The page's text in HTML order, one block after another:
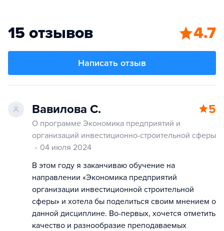
15 отзывов 4.7
Написать отзыв
Вавилова С. 5
О программе Экономика предприятий и
организаций инвестиционно-строительной сферы
04 июля 2024
В этом году я заканчиваю обучение на
направлении «Экономика предприятий
организации инвестиционной строительной
сферы» и хотела бы поделиться своим мнением о
данной дисциплине. Во-первых, хочется отметить
качество и разнообразие преподаваемых